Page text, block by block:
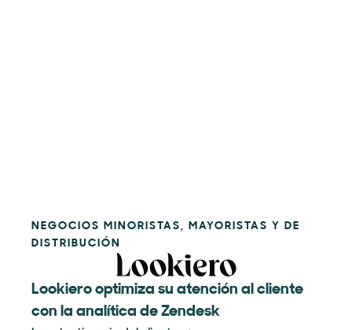
NEGOCIOS MINORISTAS, MAYORISTAS Y DE
DISTRIBUCIÓN
Lookiero optimiza su atención al cliente
con la analítica de Zendesk